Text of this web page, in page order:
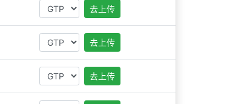
去上传
去上传
去上传